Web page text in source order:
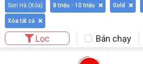
Sơn Hà (Xóa) 8 triệu - 10 triệu Gold
Xóa tất cả
Lọc Bán chạy